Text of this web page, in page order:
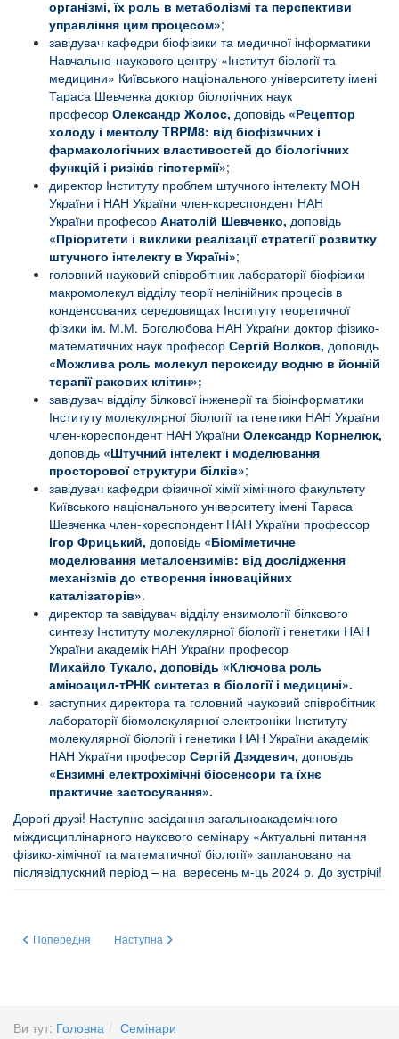
організмі, їх роль в метаболізмі та перспективи
управління цим процесом»;
завідувач кафедри біофізики та медичної інформатики
Навчально-наукового центру «Інститут біології та
медицини» Київського національного університету імені
Тараса Шевченка доктор біологічних наук
професор Олександр Жолос, доповідь «Рецептор
холоду і ментолу TRPM8: від біофізичних і
фармакологічних властивостей до біологічних
функцій і ризіків гіпотермії»;
директор Інституту проблем штучного інтелекту МОН
України і НАН України член-кореспондент НАН
України професор Анатолій Шевченко, доповідь
«Пріоритети і виклики реалізації стратегії розвитку
штучного інтелекту в Україні»;
головний науковий співробітник лабораторії біофізики
макромолекул відділу теорії нелінійних процесів в
конденсованих середовищах Інституту теоретичної
фізики ім. М.М. Боголюбова НАН України доктор фізико-
математичних наук професор Сергій Волков, доповідь
«Можлива роль молекул пероксиду водню в йонній
терапії ракових клітин»;
завідувач відділу білкової інженерії та біоінформатики
Інституту молекулярної біології та генетики НАН України
член-кореспондент НАН України Олександр Корнелюк,
доповідь «Штучний інтелект і моделювання
просторової структури білків»;
завідувач кафедри фізичної хімії хімічного факультету
Київського національного університету імені Тараса
Шевченка член-кореспондент НАН України профессор
Ігор Фрицький, доповідь «Біоміметичне
моделювання металоензимів: від дослідження
механізмів до створення інноваційних
каталізаторів».
директор та завідувач відділу ензимології білкового
синтезу Інституту молекулярної біології і генетики НАН
України академік НАН України професор
Михайло Тукало, доповідь «Ключова роль
аміноацил-тРНК синтетаз в біології і медицині».
заступник директора та головний науковий співробітник
лабораторії біомолекулярної електроніки Інституту
молекулярної біології і генетики НАН України академік
НАН України професор Сергій Дзядевич, доповідь
«Ензимні електрохімічні біосенсори та їхнє
практичне застосування».
Дорогі друзі! Наступне засідання загальноакадемічного
міждисциплінарного наукового семінару «Актуальні питання
фізико-хімічної та математичної біології» заплановано на
післявідпускний період – на вересень м-ць 2024 р. До зустрічі!
Попередня стаття: АБІОГЕНЕЗ. ДЕТАЛІ ХІМІЧНОГО ЕТАПУ ЕВОЛЮЦІЇ
Попередня Наступна стаття: Ензимні електрохімічні біосенсори
Наступна
Ви тут: Головна
Семінари